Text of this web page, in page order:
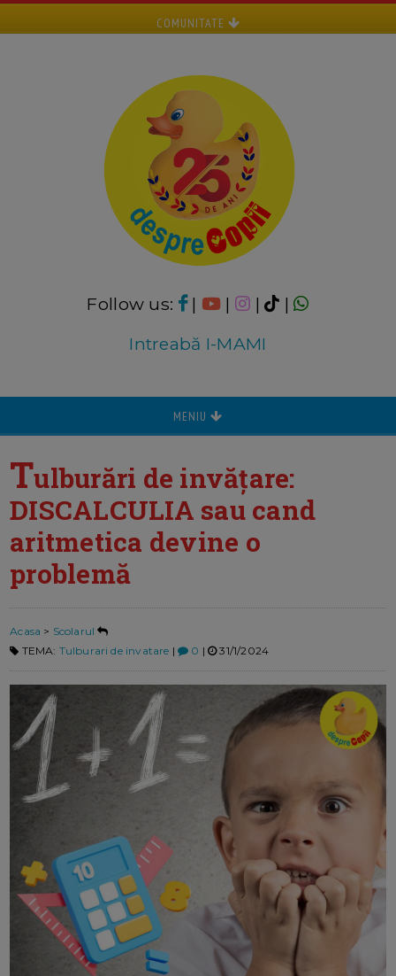
COMUNITATE
Follow us: | | |
|
Intreabă I-MAMI
MENIU
Tulburări de invățare:
DISCALCULIA sau cand
aritmetica devine o
problemă
Acasa > Scolarul
TEMA: Tulburari de invatare | 0 | 31/1/2024